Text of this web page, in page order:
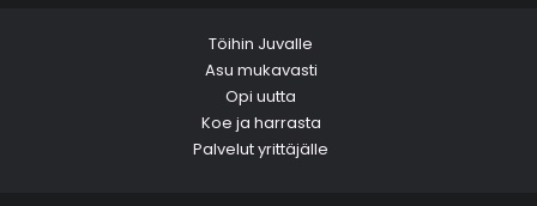
Töihin Juvalle
Asu mukavasti
Opi uutta
Koe ja harrasta
Palvelut yrittäjälle